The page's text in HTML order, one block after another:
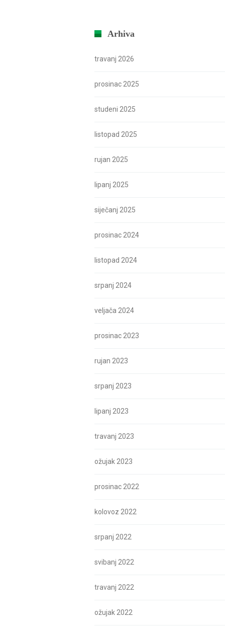
Arhiva
travanj 2026
prosinac 2025
studeni 2025
listopad 2025
rujan 2025
lipanj 2025
siječanj 2025
prosinac 2024
listopad 2024
srpanj 2024
veljača 2024
prosinac 2023
rujan 2023
srpanj 2023
lipanj 2023
travanj 2023
ožujak 2023
prosinac 2022
kolovoz 2022
srpanj 2022
svibanj 2022
travanj 2022
ožujak 2022